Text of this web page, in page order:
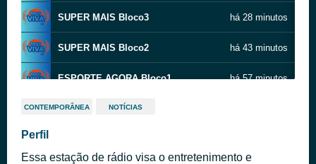
SUPER MAIS Bloco3 há 28 minutos
SUPER MAIS Bloco2 há 43 minutos
ESPORTE AGORA Bloco1 há 57 minutos
SUPER MAIS Bloco1
CONTEMPORÂNEA NOTÍCIAS
Perfil
Essa estação de rádio visa o entretenimento e